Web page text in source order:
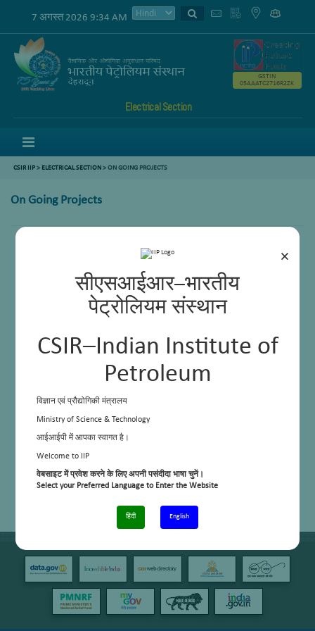
×
सीएसआईआर–भारतीय
पेट्रोलियम संस्थान
CSIR–Indian Institute of
Petroleum
विज्ञान एवं प्रौद्योगिकी मंत्रालय
Ministry of Science & Technology
आईआईपी में आपका स्वागत है।
Welcome to IIP
वेबसाइट में प्रवेश करने के लिए अपनी पसंदीदा भाषा चुनें।
Select your Preferred Language to Enter the Website
हिंदी English
7 अगस्त 2026 9:34 AM
Electrical Section
GSTIN
05AAATC2716R2ZK
CSIR IIP> ELECTRICAL SECTION> ON GOING PROJECTS
On Going Projects